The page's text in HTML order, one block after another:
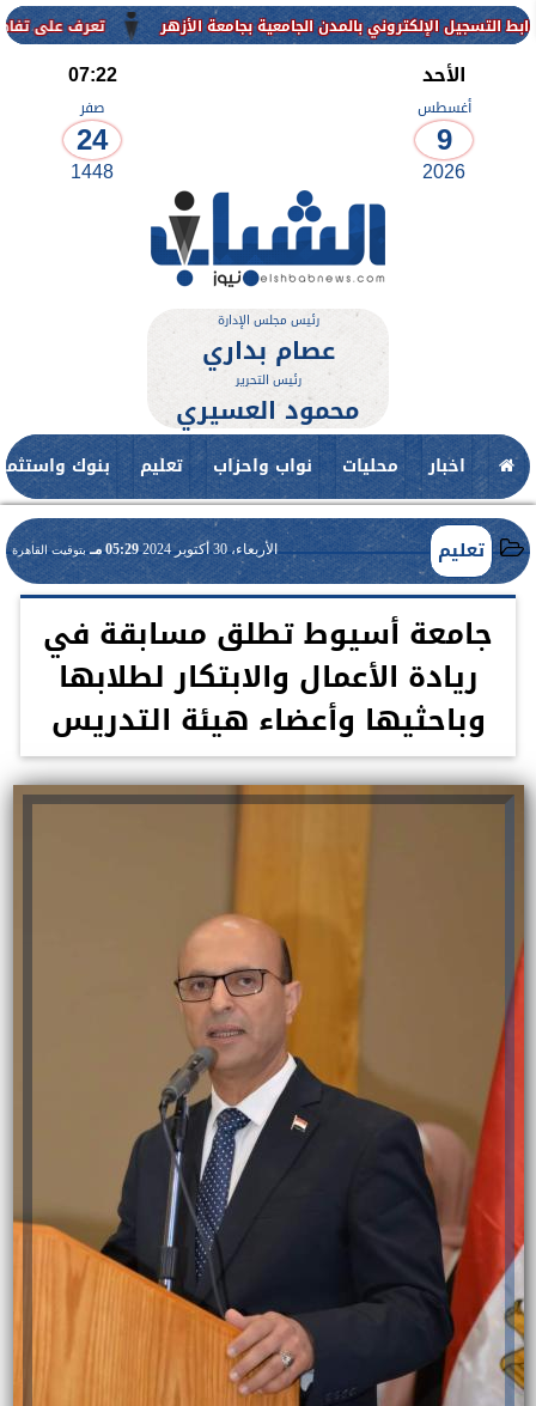
تعرف على تفاصيل وشروط بالمدن الجامعية بجامعة الأزهر
الأحد
أغسطس
9
2026
07:22
صفر
24
1448
رئيس مجلس الإدارة
عصام بداري
رئيس التحرير
محمود العسيري
اخبار محليات نواب واحزاب تعليم بنوك
تعليم الأربعاء، 30 أكتوبر 2024 05:29 مـ بتوقيت القاهرة
جامعة أسيوط تطلق مسابقة في
ريادة الأعمال والابتكار لطلابها
وباحثيها وأعضاء هيئة التدريس